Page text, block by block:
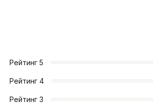
Рейтинг5
Рейтинг4
Рейтинг3